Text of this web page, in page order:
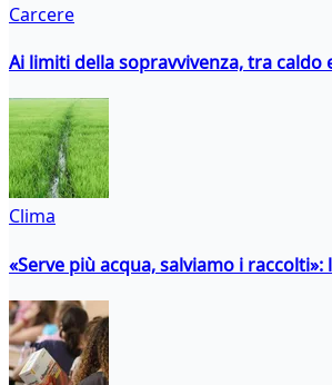
Carcere
Ai limiti della sopravvivenza, tra
Clima
«Serve più acqua, salviamo i